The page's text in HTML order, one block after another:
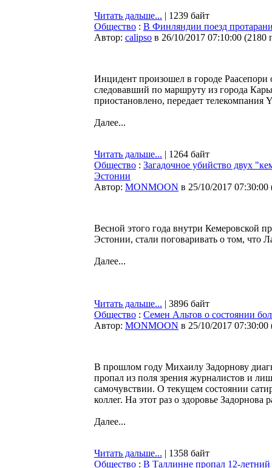
Читать дальше... | 1239 байт
Общество : В Финляндии поезд
Автор: calipso в 26/10/2017 07:10:00 (2180
Инцидент произошел в городе
следовавший по маршруту из города
приостановлено, передает телекомпания
Далее...
Читать дальше... | 1264 байт
Общество : Загадочное убийство двух
Эстонии
Автор: MONMOON в 25/10/2017 07:30:00
Весной этого года внутри Кемеровской
Эстонии, стали поговаривать о том, что
Далее...
Читать дальше... | 3896 байт
Общество : Семен Альтов о состоянии
Автор: MONMOON в 25/10/2017 07:30:00
В прошлом году Михаилу Задорнову
пропал из поля зрения журналистов и
самочувствии. О текущем состоянии
коллег. На этот раз о здоровье
Далее...
Читать дальше... | 1358 байт
Общество : В Таллинне пропал 12-